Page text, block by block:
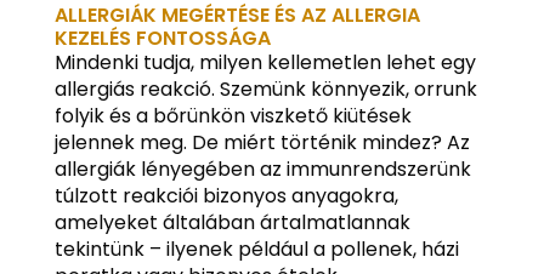
ALLERGIÁK MEGÉRTÉSE ÉS AZ ALLERGIA
KEZELÉS FONTOSSÁGA
Mindenki tudja, milyen kellemetlen lehet egy
allergiás reakció. Szemünk könnyezik, orrunk
folyik és a bőrünkön viszkető kiütések
jelennek meg. De miért történik mindez? Az
allergiák lényegében az immunrendszerünk
túlzott reakciói bizonyos anyagokra,
amelyeket általában ártalmatlannak
tekintünk – ilyenek például a pollenek, házi